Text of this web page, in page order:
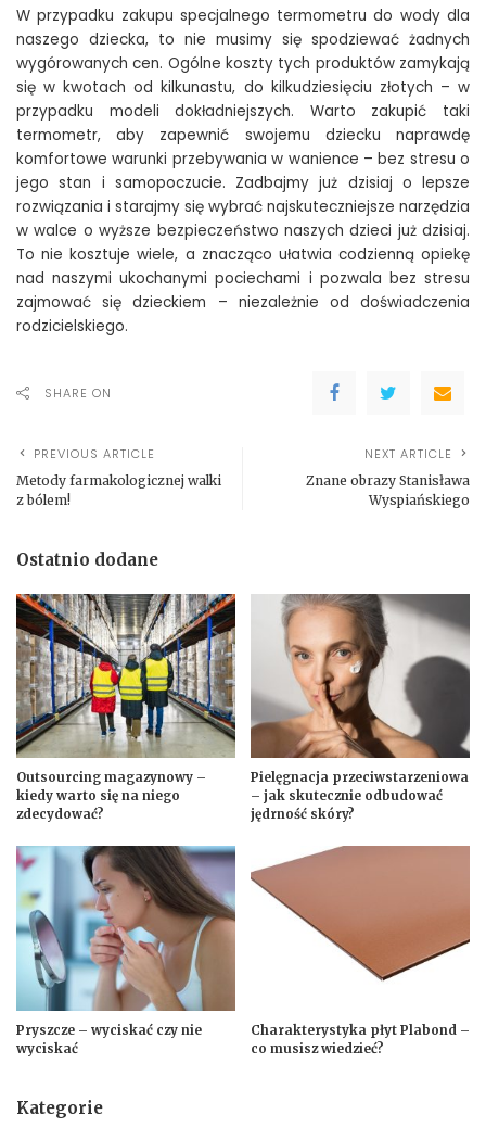
W przypadku zakupu specjalnego termometru do wody dla
naszego dziecka, to nie musimy się spodziewać żadnych
wygórowanych cen. Ogólne koszty tych produktów zamykają
się w kwotach od kilkunastu, do kilkudziesięciu złotych – w
przypadku modeli dokładniejszych. Warto zakupić taki
termometr, aby zapewnić swojemu dziecku naprawdę
komfortowe warunki przebywania w wanience – bez stresu o
jego stan i samopoczucie. Zadbajmy już dzisiaj o lepsze
rozwiązania i starajmy się wybrać najskuteczniejsze narzędzia
w walce o wyższe bezpieczeństwo naszych dzieci już dzisiaj.
To nie kosztuje wiele, a znacząco ułatwia codzienną opiekę
nad naszymi ukochanymi pociechami i pozwala bez stresu
zajmować się dzieckiem – niezależnie od doświadczenia
rodzicielskiego.
SHARE ON
PREVIOUS ARTICLE
Metody farmakologicznej walki
z bólem!
NEXT ARTICLE
Znane obrazy Stanisława
Wyspiańskiego
Ostatnio dodane
Outsourcing magazynowy –
kiedy warto się na niego
zdecydować?
Pielęgnacja przeciwstarzeniowa
– jak skutecznie odbudować
jędrność skóry?
Pryszcze – wyciskać czy nie
wyciskać
Charakterystyka płyt Plabond –
co musisz wiedzieć?
Kategorie